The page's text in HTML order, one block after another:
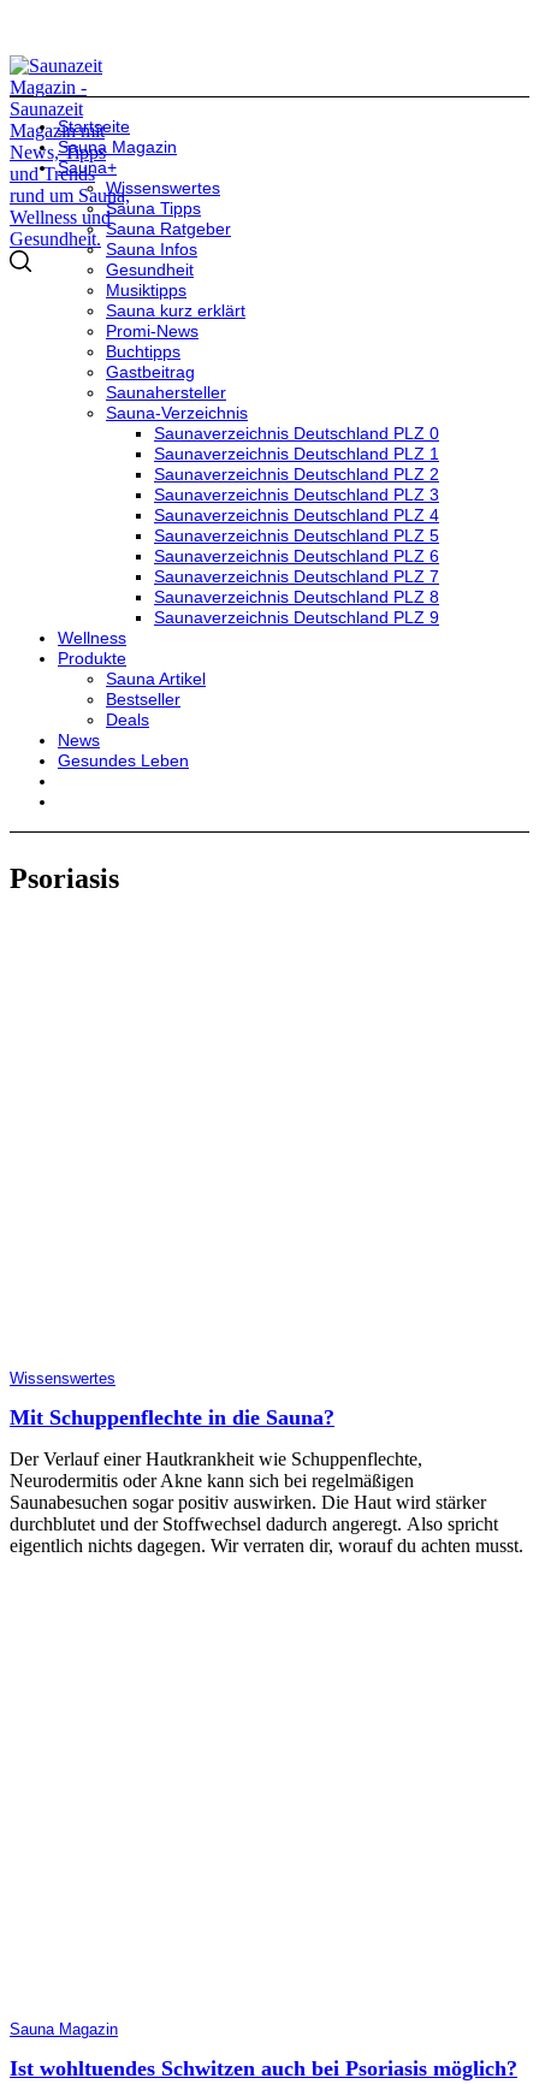
Startseite
Sauna Magazin
Sauna+
Wissenswertes
Sauna Tipps
Sauna Ratgeber
Sauna Infos
Gesundheit
Musiktipps
Sauna kurz erklärt
Promi-News
Buchtipps
Gastbeitrag
Saunahersteller
Sauna-Verzeichnis
Saunaverzeichnis Deutschland PLZ 0
Saunaverzeichnis Deutschland PLZ 1
Saunaverzeichnis Deutschland PLZ 2
Saunaverzeichnis Deutschland PLZ 3
Saunaverzeichnis Deutschland PLZ 4
Saunaverzeichnis Deutschland PLZ 5
Saunaverzeichnis Deutschland PLZ 6
Saunaverzeichnis Deutschland PLZ 7
Saunaverzeichnis Deutschland PLZ 8
Saunaverzeichnis Deutschland PLZ 9
Wellness
Produkte
Sauna Artikel
Bestseller
Deals
News
Gesundes Leben
Psoriasis
Wissenswertes
Mit Schuppenflechte in die Sauna?
Der Verlauf einer Hautkrankheit wie Schuppenflechte,
Neurodermitis oder Akne kann sich bei regelmäßigen
Saunabesuchen sogar positiv auswirken. Die Haut wird stärker
durchblutet und der Stoffwechsel dadurch angeregt. Also spricht
eigentlich nichts dagegen. Wir verraten dir, worauf du achten musst.
Sauna Magazin
Ist wohltuendes Schwitzen auch bei Psoriasis möglich?